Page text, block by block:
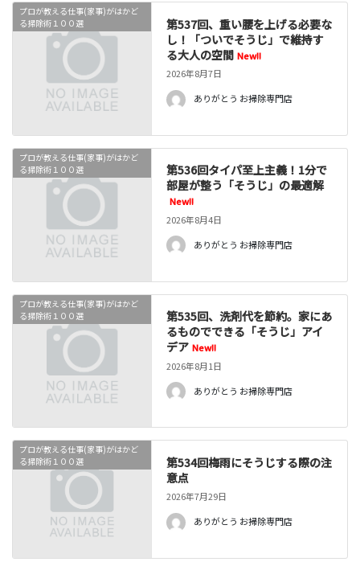
プロが教える仕事(家事)がはかど
る掃除術１００選
第537回、重い腰を上げる必要な
し！「ついでそうじ」で維持す
る大人の空間 New!!
2026年8月7日
ありがとう お掃除専門店
プロが教える仕事(家事)がはかど
る掃除術１００選
第536回タイパ至上主義！1分で
部屋が整う「そうじ」の最適解
New!!
2026年8月4日
ありがとう お掃除専門店
プロが教える仕事(家事)がはかど
る掃除術１００選
第535回、洗剤代を節約。家にあ
るものでできる「そうじ」アイ
デア New!!
2026年8月1日
ありがとう お掃除専門店
プロが教える仕事(家事)がはかど
る掃除術１００選
第534回梅雨にそうじする際の注
意点
2026年7月29日
ありがとう お掃除専門店